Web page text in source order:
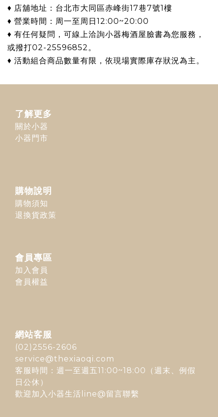
♦ 店舖地址：台北市大同區赤峰街17巷7號1樓
♦ 營業時間：周一至周日12:00~20:00
♦ 有任何疑問，可線上洽詢小器梅酒屋臉書為您服務，
或撥打02-25596852。
♦ 活動組合商品數量有限，依現場實際庫存狀況為主。
了解更多
關於小器
小器門市
購物說明
購物須知
退換貨政策
會員專區
加入會員
會員權益
網站客服
(02)2556-2606
service@thexiaoqi.com
客服時間：週一至週五11:00~18:00（週末、例假
日公休）
歡迎加入 小器生活line@留言聯繫